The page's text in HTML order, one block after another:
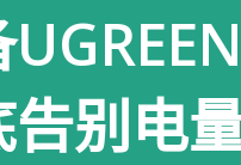
别电量